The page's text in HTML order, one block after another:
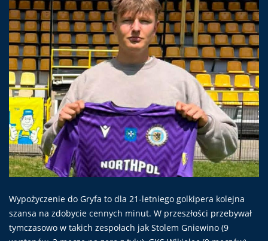
Wypożyczenie do Gryfa to dla 21-letniego golkipera kolejna
szansa na zdobycie cennych minut. W przeszłości przebywał
tymczasowo w takich zespołach jak Stolem Gniewino (9